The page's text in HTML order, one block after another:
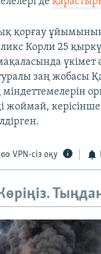
қорғау
Корли 25
үкімет
туралы заң жобасы
жоймай, керісінше
VPN-сіз оқу